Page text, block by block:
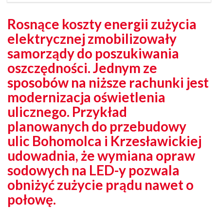
Rosnące koszty energii zużycia
elektrycznej zmobilizowały
samorządy do poszukiwania
oszczędności. Jednym ze
sposobów na niższe rachunki jest
modernizacja oświetlenia
ulicznego. Przykład
planowanych do przebudowy
ulic Bohomolca i Krzesławickiej
udowadnia, że wymiana opraw
sodowych na LED-y pozwala
obniżyć zużycie prądu nawet o
połowę.